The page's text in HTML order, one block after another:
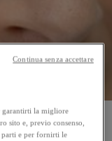
garantirti la migliore
sito e, previo consenso,
parti e per fornirti le
Continua senza accettare